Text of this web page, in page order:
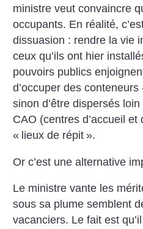
ministre veut convaincre
occupants. En réalité,
dissuasion : rendre la vie
ceux qu’ils ont hier
pouvoirs publics
d’occuper des conteneurs
sinon d’être dispersés
CAO (centres d’accueil et
« lieux de répit ».
Or c’est une alternative
Le ministre vante les
sous sa plume semblent
vacanciers. Le fait est